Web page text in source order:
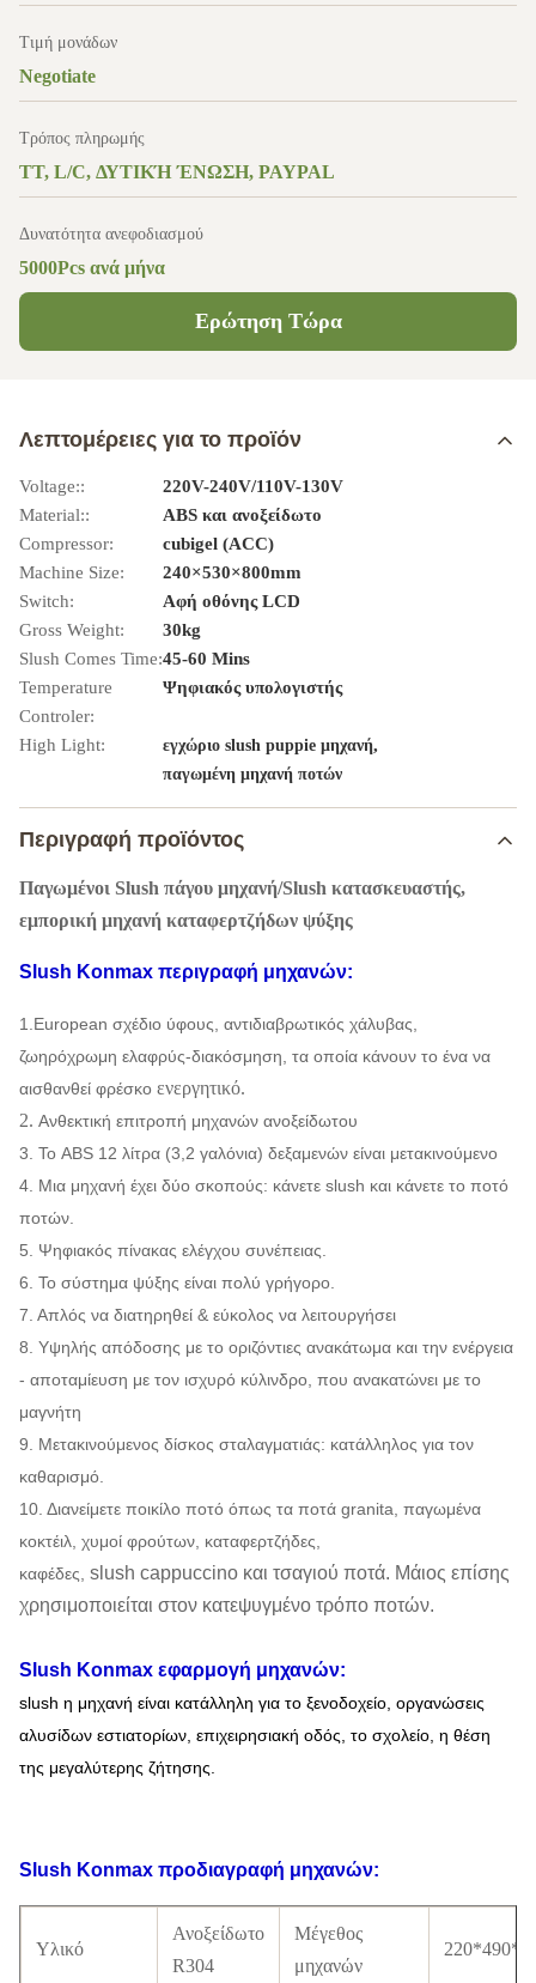
Τιμή μονάδων
Negotiate
Τρόπος πληρωμής
TT, L/C, ΔΥΤΙΚΉ ΈΝΩΣΗ, PAYPAL
Δυνατότητα ανεφοδιασμού
5000Pcs ανά μήνα
Ερώτηση Τώρα
Λεπτομέρειες για το προϊόν
Voltage::
220V-240V/110V-130V
Material::
ABS και ανοξείδωτο
Compressor:
cubigel (ACC)
Machine Size:
240×530×800mm
Switch:
Αφή οθόνης LCD
Gross Weight:
30kg
Slush Comes Time:45-60 Mins
Temperature
Controler:
Ψηφιακός υπολογιστής
High Light: εγχώριο slush puppie μηχανή,
παγωμένη μηχανή ποτών
Περιγραφή προϊόντος
Παγωμένοι Slush πάγου μηχανή/Slush κατασκευαστής,
εμπορική μηχανή καταφερτζήδων ψύξης
Slush Konmax περιγραφή μηχανών:
1.European σχέδιο ύφους, αντιδιαβρωτικός χάλυβας,
ζωηρόχρωμη ελαφρύς-διακόσμηση, τα οποία κάνουν το ένα να
αισθανθεί φρέσκο ενεργητικό.
2. Ανθεκτική επιτροπή μηχανών ανοξείδωτου
3. Το ABS 12 λίτρα (3,2 γαλόνια) δεξαμενών είναι μετακινούμενο
4. Μια μηχανή έχει δύο σκοπούς: κάνετε slush και κάνετε το ποτό
ποτών.
5. Ψηφιακός πίνακας ελέγχου συνέπειας.
6. Το σύστημα ψύξης είναι πολύ γρήγορο.
7. Απλός να διατηρηθεί & εύκολος να λειτουργήσει
8. Υψηλής απόδοσης με το οριζόντιες ανακάτωμα και την ενέργεια
- αποταμίευση με τον ισχυρό κύλινδρο, που ανακατώνει με το
μαγνήτη
9. Μετακινούμενος δίσκος σταλαγματιάς: κατάλληλος για τον
καθαρισμό.
10. Διανείμετε ποικίλο ποτό όπως τα ποτά granita, παγωμένα
κοκτέιλ, χυμοί φρούτων, καταφερτζήδες,
καφέδες, slush cappuccino και τσαγιού ποτά. Μάιος επίσης
χρησιμοποιείται στον κατεψυγμένο τρόπο ποτών.
Slush Konmax εφαρμογή μηχανών:
slush η μηχανή είναι κατάλληλη για το ξενοδοχείο, οργανώσεις
αλυσίδων εστιατορίων, επιχειρησιακή οδός, το σχολείο, η θέση
της μεγαλύτερης ζήτησης.
Slush Konmax προδιαγραφή μηχανών:
Υλικό
Ανοξείδωτο
R304
Μέγεθος
μηχανών